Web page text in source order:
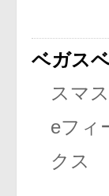
ベガス
スマ
eフィ
クス